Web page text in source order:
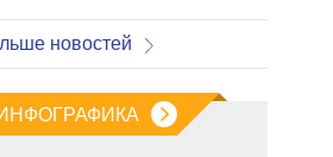
новостей